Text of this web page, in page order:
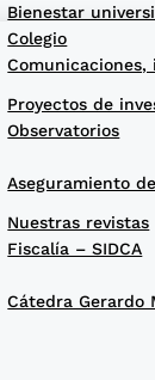
Aseguramiento
Cátedra Gerardo
Colegio
Bienestar
Observatorios
Fiscalía – SIDCA
Proyectos de
Nuestras revistas